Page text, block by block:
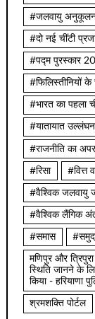
#जलवायु
#दो नई चींटी
#पद्म पुरस्कार
#फिलिस्तीनियों
#भारत का पहला
#यातायात उल्लंघन
#राजनीति का
#रिसा #वित्त
#वैश्विक जलवायु
#वैश्विक लैंगिक
#समास
मणिपुर और
स्थिति जानने के
किया - हरियाणा
श्रमशक्ति पोर्टल